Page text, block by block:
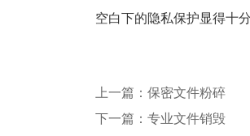
空白下的隐私保护显得十
上一篇：保密文件粉碎
下一篇：专业文件销毁